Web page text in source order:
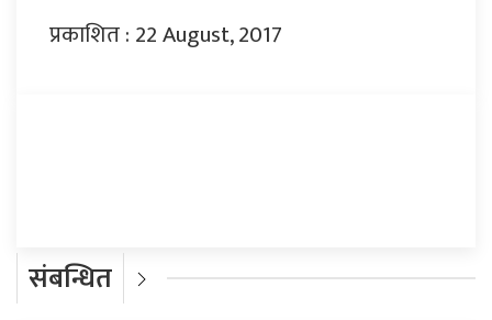
प्रकाशित : 22 August, 2017
संबन्धित